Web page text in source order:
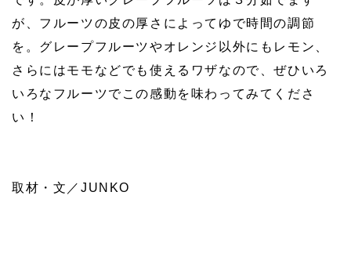
が、フルーツの皮の厚さによってゆで時間の調節
を。グレープフルーツやオレンジ以外にもレモン、
さらにはモモなどでも使えるワザなので、ぜひいろ
いろなフルーツでこの感動を味わってみてくださ
い！
取材・文／JUNKO